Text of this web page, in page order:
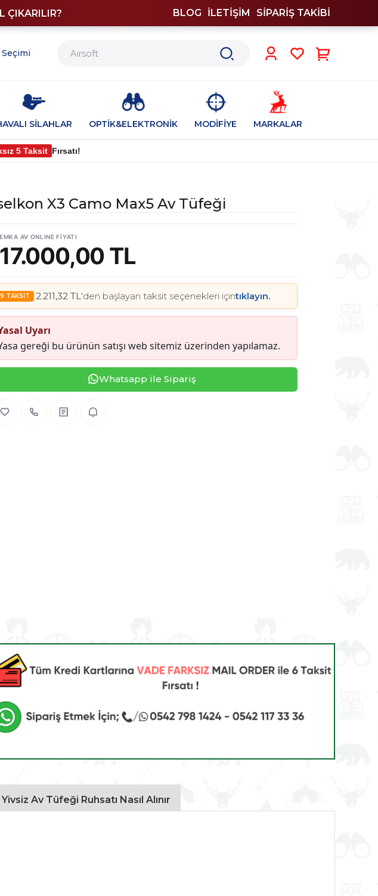
ÇIKARILIR? BLOG İLETİŞİM SİPARİŞ TAKİBİ
SİLAHLAR OPTİK&ELEKTRONİK MODİFİYE MARKALAR
5 Taksit Fırsatı!
X3 Camo Max5 Av Tüfeği
17.000,00 TL
2.211,32 TL'den başlayan taksit seçenekleri içintıklayın.
Uyarı
gereği bu ürünün satışı web sitemiz üzerinden yapılamaz.
Whatsapp ile Sipariş
Yivsiz Av Tüfeği Ruhsatı Nasıl Alınır